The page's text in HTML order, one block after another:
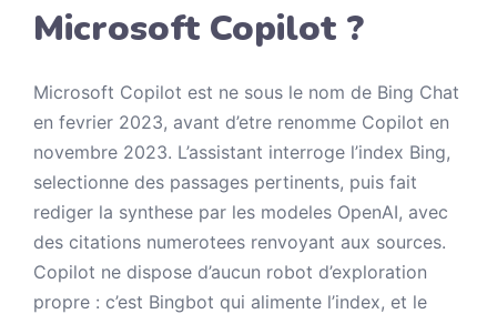
Microsoft Copilot ?
Microsoft Copilot est ne sous le nom de Bing Chat
en fevrier 2023, avant d’etre renomme Copilot en
novembre 2023. L’assistant interroge l’index Bing,
selectionne des passages pertinents, puis fait
rediger la synthese par les modeles OpenAI, avec
des citations numerotees renvoyant aux sources.
Copilot ne dispose d’aucun robot d’exploration
propre : c’est Bingbot qui alimente l’index, et le